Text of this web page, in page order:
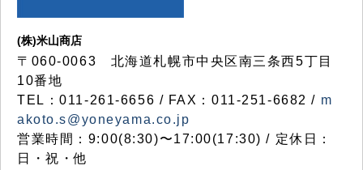
(株)米山商店
〒060-0063 北海道札幌市中央区南三条西5丁目
10番地
TEL：011-261-6656 / FAX：011-251-6682 / m
akoto.s@yoneyama.co.jp
営業時間：9:00(8:30)〜17:00(17:30) / 定休日：
日・祝・他